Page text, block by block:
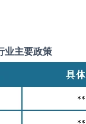
业主要政策